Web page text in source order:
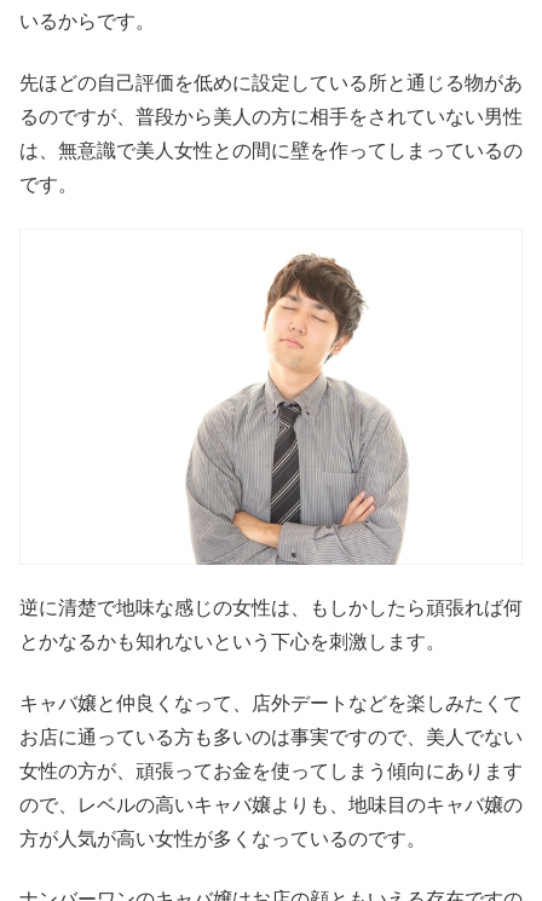
いるからです。
先ほどの自己評価を低めに設定している所と通じる物があ
るのですが、普段から美人の方に相手をされていない男性
は、無意識で美人女性との間に壁を作ってしまっているの
です。
逆に清楚で地味な感じの女性は、もしかしたら頑張れば何
とかなるかも知れないという下心を刺激します。
キャバ嬢と仲良くなって、店外デートなどを楽しみたくて
お店に通っている方も多いのは事実ですので、美人でない
女性の方が、頑張ってお金を使ってしまう傾向にあります
ので、レベルの高いキャバ嬢よりも、地味目のキャバ嬢の
方が人気が高い女性が多くなっているのです。